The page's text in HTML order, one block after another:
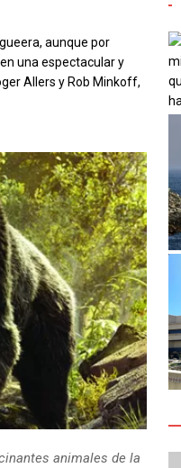
aunque por
una espectacular y
Allers y Rob Minkoff,
animales de la